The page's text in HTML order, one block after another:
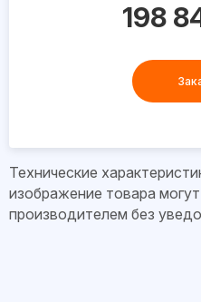
198
Технические
изображение товара
производителем без